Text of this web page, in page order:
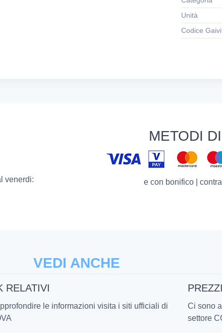
Unità
Codice Gaivi
venerdi:
METODI
e con bonifico |
VEDI ANCHE
RELATIVI
le informazioni visita i siti ufficiali di
Ci sono
settore